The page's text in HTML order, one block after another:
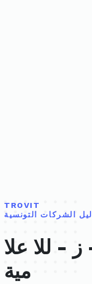
TROVIT
الشركات التونسية
للا علا
مية